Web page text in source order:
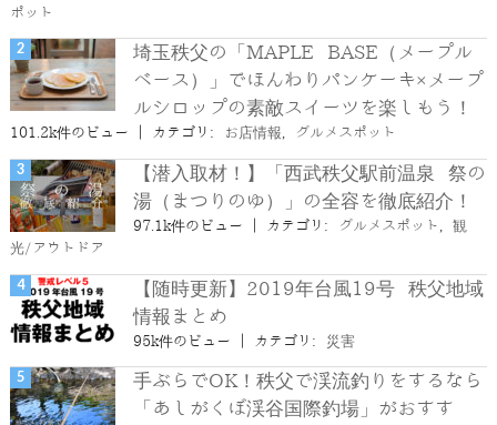
ポット
埼玉秩父の「MAPLE BASE（メープル
ベース）」でほんわりパンケーキ×メープ
ルシロップの素敵スイーツを楽しもう！
101.2k件のビュー カテゴリ: お店情報, グルメスポット
【潜入取材！】「西武秩父駅前温泉 祭の
湯（まつりのゆ）」の全容を徹底紹介！
97.1k件のビュー カテゴリ: グルメスポット , 観
光/アウトドア
【随時更新】2019年台風19号 秩父地域
情報まとめ
95k件のビュー カテゴリ: 災害
手ぶらでOK！秩父で渓流釣りをするなら
「あしがくぼ渓谷国際釣場」がおすす